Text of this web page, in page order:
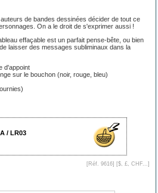
de bandes dessinées décider de tout ce
On a le droit de s'exprimer aussi !
effaçable est un parfait pense-bête, ou bien
laisser des messages subliminaux dans la
d'appoint
sur le bouchon (noir, rouge, bleu)
/ LR03
[Réf. 9616] [$, £, CHF...]